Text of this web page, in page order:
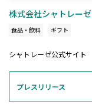
株式会社シャトレーゼ
食品・飲料 ギフト
シャトレーゼ公式サイト
プレスリリース